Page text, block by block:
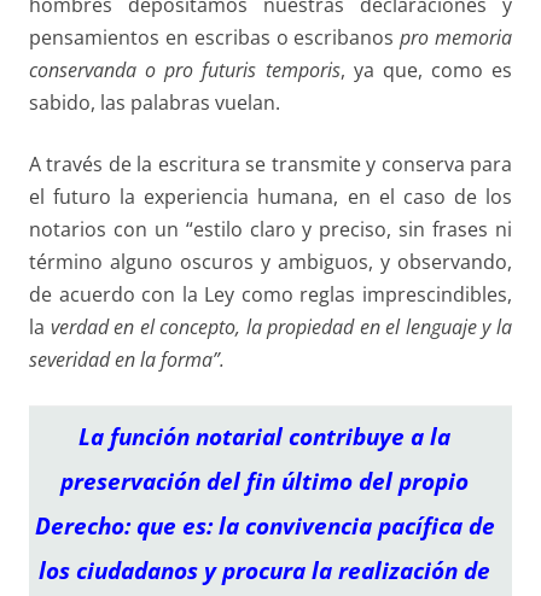
pensamientos en escribas o escribanospro memoria
conservanda o pro futuris temporis, ya que, como es
sabido, las palabras vuelan.
A través de la escritura se transmite y conserva para
el futuro la experiencia humana, en el caso de los
notarios con un “estilo claro y preciso, sin frases ni
término alguno oscuros y ambiguos, y observando,
de acuerdo con la Ley como reglas imprescindibles,
la verdad en el concepto, la propiedad en el lenguaje y la
severidad en la forma”.
La función notarial contribuye a la
preservación del fin último del propio
Derecho: que es: la convivencia pacífica de
los ciudadanos y procura la realización de